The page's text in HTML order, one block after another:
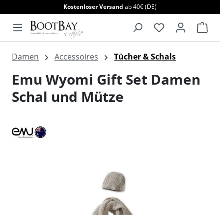
Kostenloser Versand ab 40€ (DE)
Damen Accessoires Tücher & Schals
Emu Wyomi Gift Set Damen
Schal und Mütze